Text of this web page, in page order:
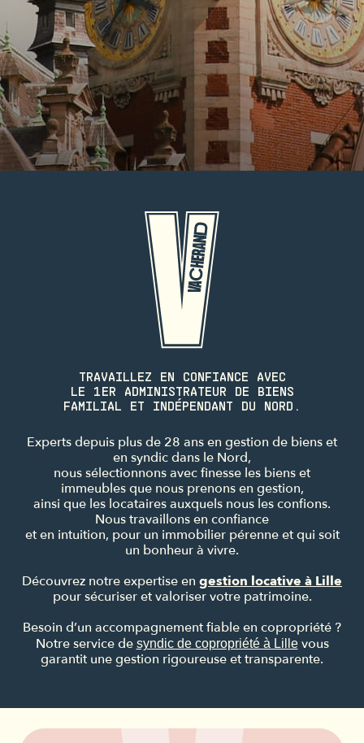
TRAVAILLEZ EN CONFIANCE AVEC
LE 1ER ADMINISTRATEUR DE BIENS
FAMILIAL ET INDÉPENDANT DU NORD.
Experts depuis plus de 28 ans en gestion de biens et
en syndic dans le Nord,
nous sélectionnons avec finesse les biens et
immeubles que nous prenons en gestion,
ainsi que les locataires auxquels nous les confions.
Nous travaillons en confiance
et en intuition, pour un immobilier pérenne et qui soit
un bonheur à vivre.
Découvrez notre expertise en gestion locative à Lille
pour sécuriser et valoriser votre patrimoine.
Besoin d’un accompagnement fiable en copropriété ?
Notre service de syndic de copropriété à Lillevous
garantit une gestion rigoureuse et transparente.